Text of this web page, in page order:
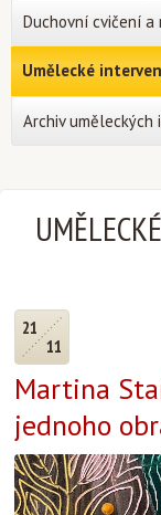
21
11
Martina
jednoho
Duchovní cvičení a
Umělecké
Archiv uměleckých